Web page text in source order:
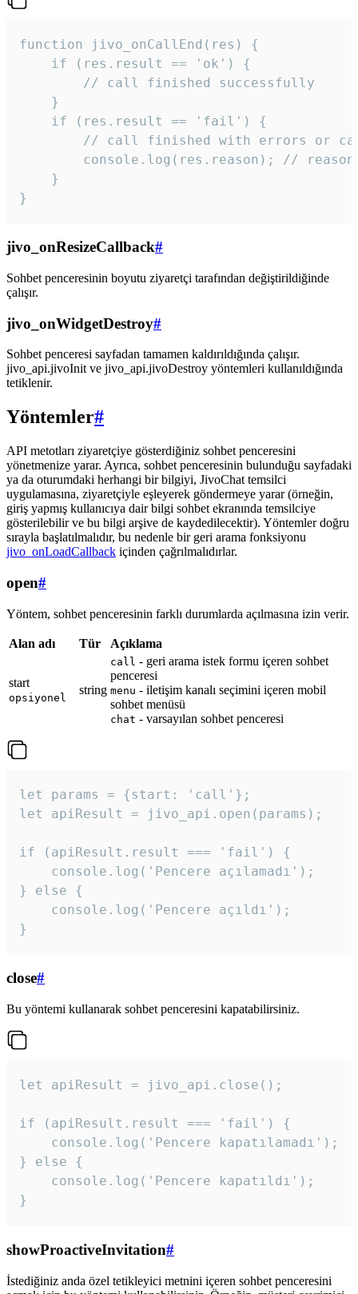
function jivo_onCallEnd(res) {
    if (res.result == 'ok') {
        // call finished successfully
    }
    if (res.result == 'fail') {
// call finished with errors or
console.log(res.reason); //
    }
}
jivo_onResizeCallback#
Sohbet penceresinin boyutu ziyaretçi tarafından değiştirildiğinde
çalışır.
jivo_onWidgetDestroy#
Sohbet penceresi sayfadan tamamen kaldırıldığında çalışır.
jivo_api.jivoInit ve jivo_api.jivoDestroy yöntemleri kullanıldığında
tetiklenir.
Yöntemler#
API metotları ziyaretçiye gösterdiğiniz sohbet penceresini
yönetmenize yarar. Ayrıca, sohbet penceresinin bulunduğu sayfadaki
ya da oturumdaki herhangi bir bilgiyi, JivoChat temsilci
uygulamasına, ziyaretçiyle eşleyerek göndermeye yarar (örneğin,
giriş yapmış kullanıcıya dair bilgi sohbet ekranında temsilciye
gösterilebilir ve bu bilgi arşive de kaydedilecektir). Yöntemler doğru
sırayla başlatılmalıdır, bu nedenle bir geri arama fonksiyonu
jivo_onLoadCallback içinden çağrılmalıdırlar.
open#
Yöntem, sohbet penceresinin farklı durumlarda açılmasına izin verir.
Alan adı Tür Açıklama
start
opsiyonel
string
call - geri arama istek formu içeren sohbet
penceresi
menu - iletişim kanalı seçimini içeren mobil
sohbet menüsü
chat - varsayılan sohbet penceresi
let params = {start: 'call'};
let apiResult = jivo_api.open(params);
if (apiResult.result === 'fail') {
    console.log('Pencere açılamadı');
} else {
    console.log('Pencere açıldı');
}
close#
Bu yöntemi kullanarak sohbet penceresini kapatabilirsiniz.
let apiResult = jivo_api.close();
if (apiResult.result === 'fail') {
    console.log('Pencere kapatılamadı');
} else {
    console.log('Pencere kapatıldı');
}
showProactiveInvitation#
İstediğiniz anda özel tetikleyici metnini içeren sohbet penceresini